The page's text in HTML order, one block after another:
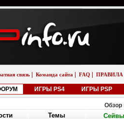
связь Команда сайта FAQ ПРАВИЛА
ИГРЫ PS4 ИГРЫ PSP
Обзор
Темы Сейвы